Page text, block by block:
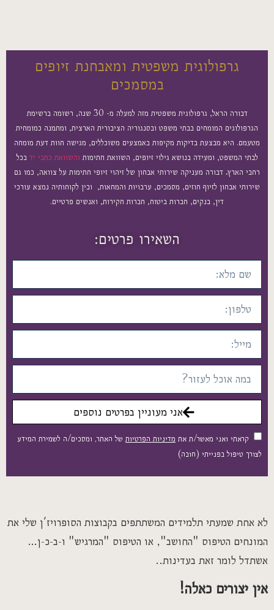
גרפולוגית משפטית ומאבחנת זיופים
במסמכים
דבורה הראל, גרפולוגית משפטית מזה למעלה מ- 30 שנה, רשומה ברשימת
הגרפולוגים המומחים בבתי משפט ובסנגוריה הציבורית הארצית, ומתמנה כמומחית
מטעמם. היא מבצעת בדיקות מקיפות באמצעים משוכללים, מגישה חוות דעת מומחה
לבתי המשפט, ומעידה בנושא גילוי זיופים, השוואת חתימות והשוואת כתבי יד בכל
רחבי הארץ. דבורה מעניקה שירותי אבחון של זיהוי זיופי חתימות על צוואה, כמו גם
שירותי אבחון לזיוף חוזים, מסמכים, ערבויות והמחאות, ובין לקוחותיה נמצא עורכי
דין, בנקים, חברות ביטוח, חברות חקירות, ואנשים פרטיים.
השאירו פרטים:
אני מעוניין בפרטים נוספים
קראתי ואני מאשר/ת את מדיניות הפרטיותשל האתר, ומסכים/ה לשמירת המידע
לצורך טיפול בפנייתי (חובה)
לא אחת שמעתי תלמידים המשתתפים בקבוצות הסופרויז'ן שלי את
המונחים הטיפוס "החושב", או הטיפוס "המרגיש" ו-ב-כ-ן…
אשתדל לומר זאת בעדינות..
אין יצורים כאלה!